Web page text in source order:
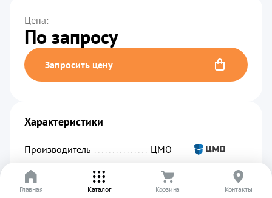
Цена:
По запросу
Запросить цену
Характеристики
Производитель
ЦМО
Код производителя
R-32-2x(10S-6C19-A-
Am)-1820-K
Главная Каталог Корзина Контакты